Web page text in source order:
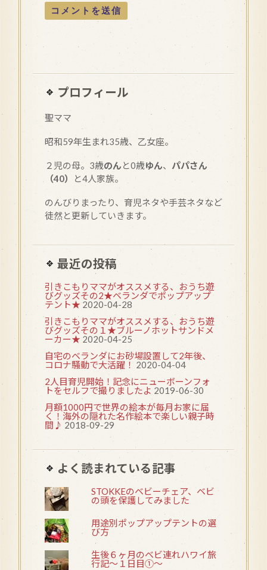
プロフィール
聖ママ
昭和59年生まれ35歳、乙女座。
２児の母。3歳のん と0歳ゆん、 パパさん
（40）
と4人家族。
のんびりまったり、育児ネタや手芸ネタなど
徒然と更新していきます。
最近の投稿
引きこもりママがオススメする、おうち遊
びグッズその2★ベランダでポップアップ
テント★ 2020-04-28
引きこもりママがオススメする、おうち遊
びグッズその１★ブルーノホットサンドメ
ーカー★ 2020-04-25
自宅のベランダにお砂場設置して2年後、
コロナ騒動で大活躍！ 2020-04-04
2人目育児開始！記念にニューボーンフォ
トをセルフで撮りましたよ 2019-06-30
月額1000円で世界の絵本が毎月お家に届
く！海外の隠れた名作絵本で楽しい親子時
間♪ 2018-09-29
よく読まれている記事
STOKKEのベビーチェア、ベビ
の頭を保護してみました
用途別ポップアップテントの選
び方
生後６ヶ月のベビ連れハワイ旅
行記〜１日目①〜